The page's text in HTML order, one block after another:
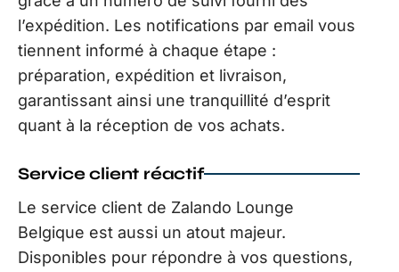
l’expédition. Les notifications par email vous
tiennent informé à chaque étape :
préparation, expédition et livraison,
garantissant ainsi une tranquillité d’esprit
quant à la réception de vos achats.
Service client réactif
Le service client de Zalando Lounge
Belgique est aussi un atout majeur.
Disponibles pour répondre à vos questions,